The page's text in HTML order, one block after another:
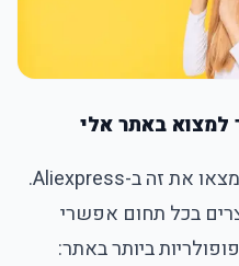
באתר אלי
את זה ב-Aliexpress
.
בכל תחום אפשרי
ביותר באתר: